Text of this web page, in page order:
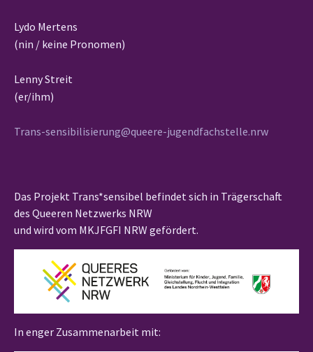
Lydo Mertens
(nin / keine Pronomen)
Lenny Streit
(er/ihm)
Trans-sensibilisierung@queere-jugendfachstelle.nrw
Das Projekt Trans*sensibel befindet sich in Trägerschaft
des Queeren Netzwerks NRW
und wird vom MKJFGFI NRW gefördert.
In enger Zusammenarbeit mit: